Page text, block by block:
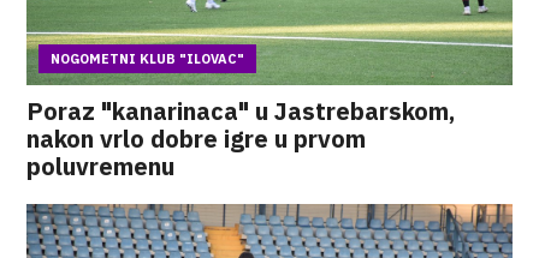
NOGOMETNI KLUB "ILOVAC"
Poraz "kanarinaca" u Jastrebarskom,
nakon vrlo dobre igre u prvom
poluvremenu